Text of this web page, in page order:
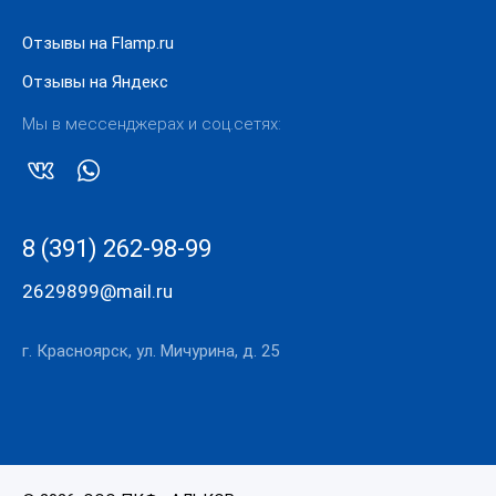
Отзывы на Flamp.ru
Отзывы на Яндекс
Мы в мессенджерах и соц.сетях:
8 (391) 262-98-99
2629899@mail.ru
г. Красноярск, ул. Мичурина, д. 25